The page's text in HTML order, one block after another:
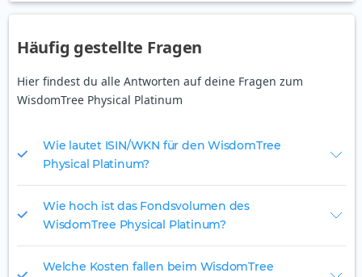
Häufig gestellte Fragen
Hier findest du alle Antworten auf deine Fragen zum
WisdomTree Physical Platinum
Wie lautet ISIN/WKN für den WisdomTree
Physical Platinum?
Wie hoch ist das Fondsvolumen des
WisdomTree Physical Platinum?
Welche Kosten fallen beim WisdomTree